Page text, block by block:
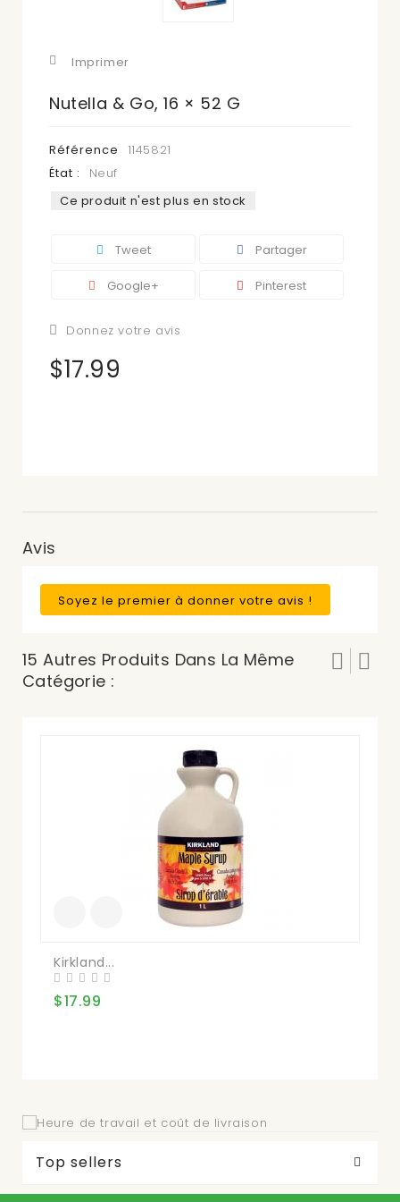
Imprimer
Nutella & Go, 16 × 52 G
Référence
1145821
État :
Neuf
Ce produit n'est plus en stock
Tweet Partager
Google+ Pinterest
Donnez votre avis
$17.99
Avis
Soyez le premier à donner votre avis !
15 Autres Produits Dans La Même
Catégorie :
Kirkland...
$17.99
Top sellers